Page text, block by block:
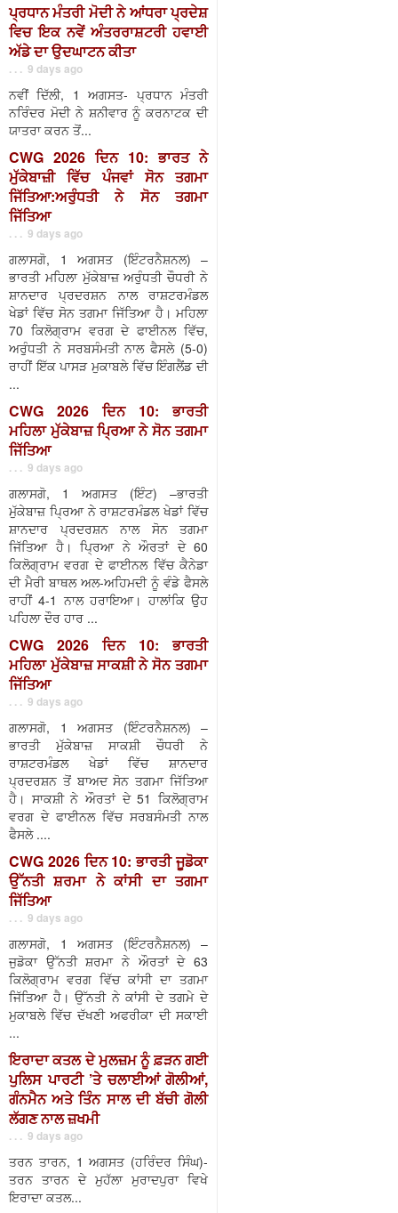
ਪ੍ਰਧਾਨ ਮੰਤਰੀ ਮੋਦੀ ਨੇ ਆਂਧਰਾ ਪ੍ਰਦੇਸ਼
ਵਿਚ ਇਕ ਨਵੇਂ ਅੰਤਰਰਾਸ਼ਟਰੀ ਹਵਾਈ
ਅੱਡੇ ਦਾ ਉਦਘਾਟਨ ਕੀਤਾ
. . . 9 days ago
ਨਵੀਂ ਦਿੱਲੀ, 1 ਅਗਸਤ- ਪ੍ਰਧਾਨ ਮੰਤਰੀ
ਨਰਿੰਦਰ ਮੋਦੀ ਨੇ ਸ਼ਨੀਵਾਰ ਨੂੰ ਕਰਨਾਟਕ ਦੀ
ਯਾਤਰਾ ਕਰਨ ਤੋਂ...
CWG 2026 ਦਿਨ 10: ਭਾਰਤ ਨੇ
ਮੁੱਕੇਬਾਜ਼ੀ ਵਿੱਚ ਪੰਜਵਾਂ ਸੋਨ ਤਗਮਾ
ਜਿੱਤਿਆ:ਅਰੁੰਧਤੀ ਨੇ ਸੋਨ ਤਗਮਾ
ਜਿੱਤਿਆ
. . . 9 days ago
ਗਲਾਸਗੋ, 1 ਅਗਸਤ (ਇੰਟਰਨੈਸ਼ਨਲ) –
ਭਾਰਤੀ ਮਹਿਲਾ ਮੁੱਕੇਬਾਜ਼ ਅਰੁੰਧਤੀ ਚੌਧਰੀ ਨੇ
ਸ਼ਾਨਦਾਰ ਪ੍ਰਦਰਸ਼ਨ ਨਾਲ ਰਾਸ਼ਟਰਮੰਡਲ
ਖੇਡਾਂ ਵਿੱਚ ਸੋਨ ਤਗਮਾ ਜਿੱਤਿਆ ਹੈ। ਮਹਿਲਾ
70 ਕਿਲੋਗ੍ਰਾਮ ਵਰਗ ਦੇ ਫਾਈਨਲ ਵਿੱਚ,
ਅਰੁੰਧਤੀ ਨੇ ਸਰਬਸੰਮਤੀ ਨਾਲ ਫੈਸਲੇ (5-0)
ਰਾਹੀਂ ਇੱਕ ਪਾਸੜ ਮੁਕਾਬਲੇ ਵਿੱਚ ਇੰਗਲੈਂਡ ਦੀ
...
CWG 2026 ਦਿਨ 10: ਭਾਰਤੀ
ਮਹਿਲਾ ਮੁੱਕੇਬਾਜ਼ ਪ੍ਰਿਆ ਨੇ ਸੋਨ ਤਗਮਾ
ਜਿੱਤਿਆ
. . . 9 days ago
ਗਲਾਸਗੋ, 1 ਅਗਸਤ (ਇੰਟ) –ਭਾਰਤੀ
ਮੁੱਕੇਬਾਜ਼ ਪ੍ਰਿਆ ਨੇ ਰਾਸ਼ਟਰਮੰਡਲ ਖੇਡਾਂ ਵਿੱਚ
ਸ਼ਾਨਦਾਰ ਪ੍ਰਦਰਸ਼ਨ ਨਾਲ ਸੋਨ ਤਗਮਾ
ਜਿੱਤਿਆ ਹੈ। ਪ੍ਰਿਆ ਨੇ ਔਰਤਾਂ ਦੇ 60
ਕਿਲੋਗ੍ਰਾਮ ਵਰਗ ਦੇ ਫਾਈਨਲ ਵਿੱਚ ਕੈਨੇਡਾ
ਦੀ ਮੈਰੀ ਬਾਥਲ ਅਲ-ਅਹਿਮਦੀ ਨੂੰ ਵੰਡੇ ਫੈਸਲੇ
ਰਾਹੀਂ 4-1 ਨਾਲ ਹਰਾਇਆ। ਹਾਲਾਂਕਿ ਉਹ
ਪਹਿਲਾ ਦੌਰ ਹਾਰ ...
CWG 2026 ਦਿਨ 10: ਭਾਰਤੀ
ਮਹਿਲਾ ਮੁੱਕੇਬਾਜ਼ ਸਾਕਸ਼ੀ ਨੇ ਸੋਨ ਤਗਮਾ
ਜਿੱਤਿਆ
. . . 9 days ago
ਗਲਾਸਗੋ, 1 ਅਗਸਤ (ਇੰਟਰਨੈਸ਼ਨਲ) –
ਭਾਰਤੀ ਮੁੱਕੇਬਾਜ਼ ਸਾਕਸ਼ੀ ਚੌਧਰੀ ਨੇ
ਰਾਸ਼ਟਰਮੰਡਲ ਖੇਡਾਂ ਵਿੱਚ ਸ਼ਾਨਦਾਰ
ਪ੍ਰਦਰਸ਼ਨ ਤੋਂ ਬਾਅਦ ਸੋਨ ਤਗਮਾ ਜਿੱਤਿਆ
ਹੈ। ਸਾਕਸ਼ੀ ਨੇ ਔਰਤਾਂ ਦੇ 51 ਕਿਲੋਗ੍ਰਾਮ
ਵਰਗ ਦੇ ਫਾਈਨਲ ਵਿੱਚ ਸਰਬਸੰਮਤੀ ਨਾਲ
ਫੈਸਲੇ ....
CWG 2026 ਦਿਨ 10: ਭਾਰਤੀ ਜੂਡੋਕਾ
ਉੱਨਤੀ ਸ਼ਰਮਾ ਨੇ ਕਾਂਸੀ ਦਾ ਤਗਮਾ
ਜਿੱਤਿਆ
. . . 9 days ago
ਗਲਾਸਗੋ, 1 ਅਗਸਤ (ਇੰਟਰਨੈਸ਼ਨਲ) –
ਜੁਡੋਕਾ ਉੱਨਤੀ ਸ਼ਰਮਾ ਨੇ ਔਰਤਾਂ ਦੇ 63
ਕਿਲੋਗ੍ਰਾਮ ਵਰਗ ਵਿੱਚ ਕਾਂਸੀ ਦਾ ਤਗਮਾ
ਜਿੱਤਿਆ ਹੈ। ਉੱਨਤੀ ਨੇ ਕਾਂਸੀ ਦੇ ਤਗਮੇ ਦੇ
ਮੁਕਾਬਲੇ ਵਿੱਚ ਦੱਖਣੀ ਅਫਰੀਕਾ ਦੀ ਸਕਾਈ
...
ਇਰਾਦਾ ਕਤਲ ਦੇ ਮੁਲਜ਼ਮ ਨੂੰ ਫ਼ੜਨ ਗਈ
ਪੁਲਿਸ ਪਾਰਟੀ ’ਤੇ ਚਲਾਈਆਂ ਗੋਲੀਆਂ,
ਗੰਨਮੈਨ ਅਤੇ ਤਿੰਨ ਸਾਲ ਦੀ ਬੱਚੀ ਗੋਲੀ
ਲੱਗਣ ਨਾਲ ਜ਼ਖਮੀ
. . . 9 days ago
ਤਰਨ ਤਾਰਨ, 1 ਅਗਸਤ (ਹਰਿੰਦਰ ਸਿੰਘ)-
ਤਰਨ ਤਾਰਨ ਦੇ ਮੁਹੱਲਾ ਮੁਰਾਦਪੁਰਾ ਵਿਖੇ
ਇਰਾਦਾ ਕਤਲ...